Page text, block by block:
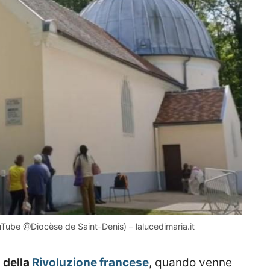
@Diocèse de Saint-Denis) – lalucedimaria.it
della Rivoluzione francese, quando venne